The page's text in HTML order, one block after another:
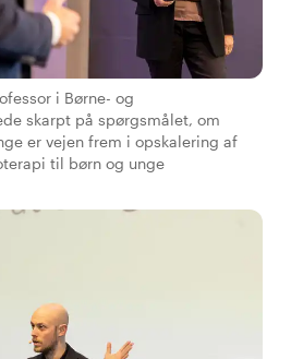
i Børne- og
skarpt på spørgsmålet, om
er vejen frem i opskalering af
til børn og unge